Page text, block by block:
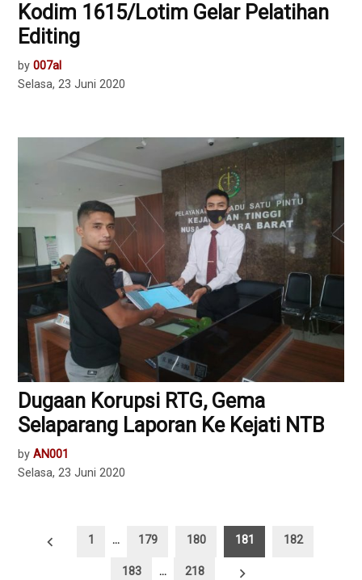
Kodim 1615/Lotim Gelar Pelatihan
Editing
by 007al
Selasa, 23 Juni 2020
Dugaan Korupsi RTG, Gema
Selaparang Laporan Ke Kejati NTB
by AN001
Selasa, 23 Juni 2020
Paginasi
1 … 179 180 181 182
183 … 218